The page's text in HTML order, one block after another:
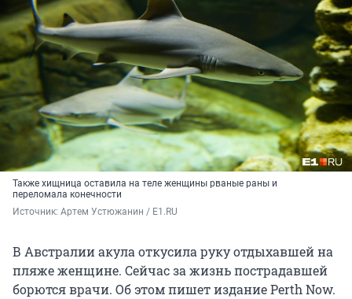
Также хищница оставила на теле женщины рваные раны и
переломала конечности
Источник: Артем Устюжанин / E1.RU
В Австралии акула откусила руку отдыхавшей на
пляже женщине. Сейчас за жизнь пострадавшей
борются врачи. Об этом пишет издание Perth Now.